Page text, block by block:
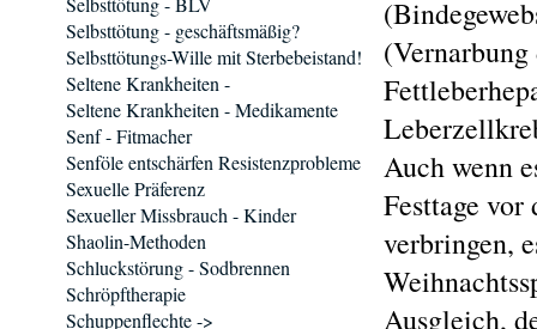
Auch wenn
Festtage vor
verbringen,
Ausgleich,
Selbsttötung - geschäftsmäßig?
Selbsttötungs-Wille mit Sterbebeistand!
Seltene Krankheiten -
Seltene Krankheiten - Medikamente
Senf - Fitmacher
Senföle entschärfen Resistenzprobleme
Sexuelle Präferenz
Sexueller Missbrauch - Kinder
Shaolin-Methoden
Schluckstörung - Sodbrennen
Schröpftherapie
Schuppenflechte ->